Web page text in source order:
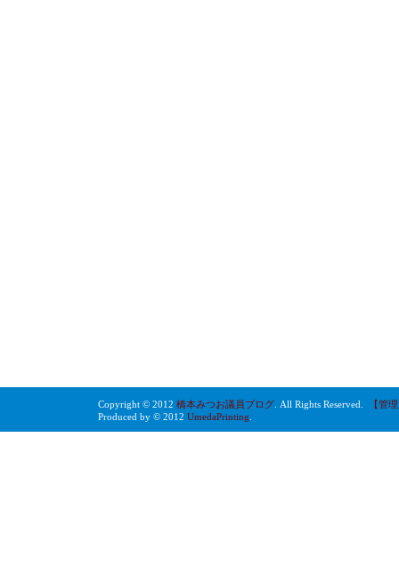
Copyright © 2012 橋本みつお議員ブログ . All Rights Reserved.
【管
Produced by © 2012 UmedaPrinting